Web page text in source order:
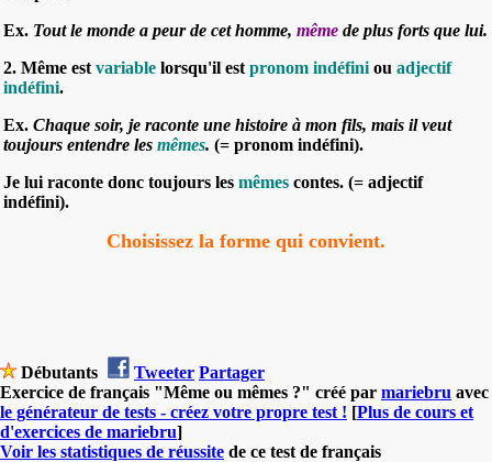
Ex. Tout le monde a peur de cet homme, même de plus forts que lui.
2. Même est variable lorsqu'il est pronom indéfini ou adjectif
indéfini.
Ex. Chaque soir, je raconte une histoire à mon fils, mais il veut
toujours entendre les mêmes. (= pronom indéfini).
Je lui raconte donc toujours les mêmes contes. (= adjectif
indéfini).
Choisissez la forme qui convient.
Débutants Tweeter Partager
Exercice de français "Même ou mêmes ?" créé par mariebru avec
le générateur de tests - créez votre propre test ! [Plus de cours et
d'exercices de mariebru]
Voir les statistiques de réussite de ce test de français